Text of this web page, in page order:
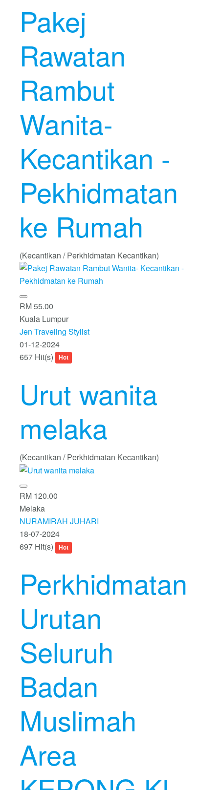
Pakej
Rawatan
Rambut
Wanita-
Kecantikan -
Pekhidmatan
ke Rumah
(Kecantikan / Perkhidmatan Kecantikan)
RM 55.00
Kuala Lumpur
Jen Traveling Stylist
01-12-2024
657 Hit(s)
Hot
Urut wanita
melaka
(Kecantikan / Perkhidmatan Kecantikan)
RM 120.00
Melaka
NURAMIRAH JUHARI
18-07-2024
697 Hit(s)
Hot
Perkhidmatan
Urutan
Seluruh
Badan
Muslimah
Area